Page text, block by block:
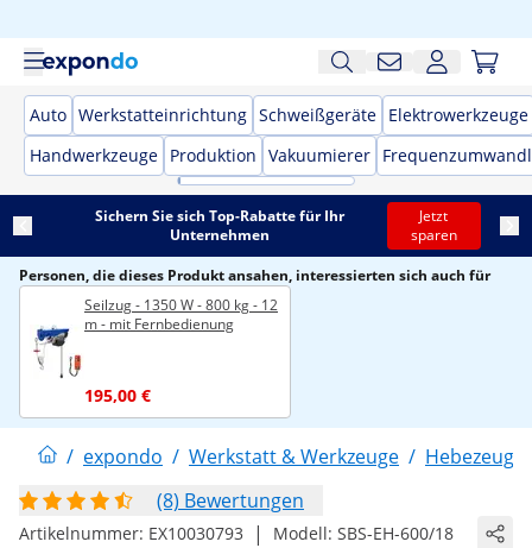
Auto Werkstatteinrichtung Schweißgeräte Elektrowerkzeuge
Handwerkzeuge Produktion Vakuumierer
Sichern Sie sich Top-Rabatte für Ihr
Unternehmen
Jetzt
sparen
Personen, die dieses Produkt ansahen, interessierten sich auch für
Seilzug - 1350 W - 800 kg - 12
m - mit Fernbedienung
195,00 €
/ expondo / Werkstatt & Werkzeuge / Hebezeuge
(8) Bewertungen
Artikelnummer: EX10030793 | Modell: SBS-EH-600/18